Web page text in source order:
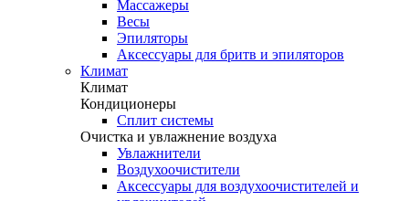
Массажеры
Весы
Эпиляторы
Аксессуары для бритв и эпиляторов
Климат
Климат
Кондиционеры
Сплит системы
Очистка и увлажнение воздуха
Увлажнители
Воздухоочистители
Аксессуары для воздухоочистителей и